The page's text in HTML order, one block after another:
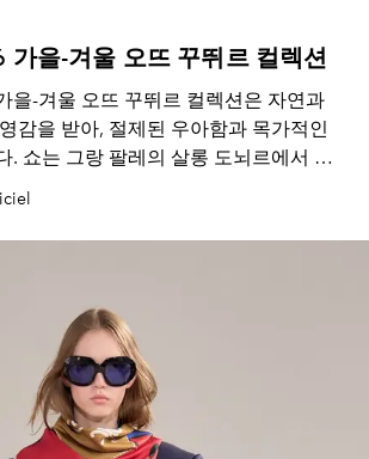
을-겨울 오뜨 꾸뛰르 컬렉션
을-겨울 오뜨 꾸뛰르 컬렉션은 자연과
감을 받아, 절제된 우아함과 목가적인
. 쇼는 그랑 팔레의 살롱 도뇌르에서 열
샤넬이 단순함으로 돌아갔던 깡봉가 31
을 연상시켰던 쇼를 만나보자.